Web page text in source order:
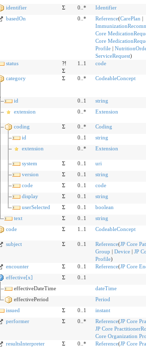
identifier
Σ 0..* Identifier
basedOn
0..* Reference(CarePlan |
Core
Core
Profile|
ServiceRequest)
status
?!
Σ
1..1 code
category
Σ 0..* CodeableConcept
id
0..1 string
extension
0..* Extension
coding
Σ 0..* Coding
id
0..1 string
extension
0..* Extension
system
Σ 0..1 uri
version
Σ 0..1 string
code
Σ 0..1 code
display
Σ 0..1 string
userSelected
Σ 0..1 boolean
text
Σ 0..1 string
code
Σ 1..1 CodeableConcept
subject
Σ 0..1 Reference(JP Core
Group | Device| JP
Profile)
encounter Σ 0..1 Reference(JP Core
effective[x]
Σ 0..1
effectiveDateTime
dateTime
effectivePeriod
Period
issued
Σ 0..1 instant
performer
Σ 0..* Reference(JP Core
JP Core
Core Organization
resultsInterpreter Σ 0..* Reference(JP Core